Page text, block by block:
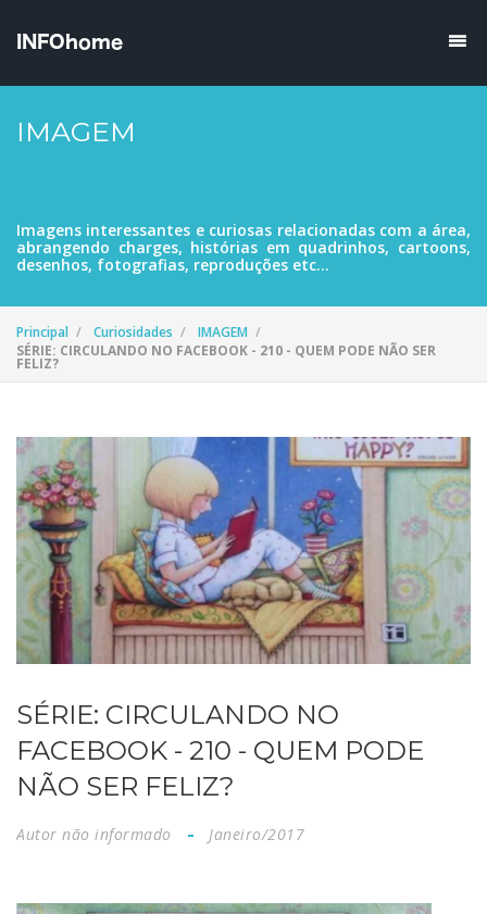
IMAGEM
Imagens interessantes e curiosas relacionadas com a área,
abrangendo charges, histórias em quadrinhos, cartoons,
desenhos, fotografias, reproduções etc...
Principal Curiosidades
IMAGEM
SÉRIE: CIRCULANDO NO FACEBOOK - 210 - QUEM PODE NÃO SER
FELIZ?
SÉRIE: CIRCULANDO NO
FACEBOOK - 210 - QUEM PODE
NÃO SER FELIZ?
Autor não informado Janeiro/2017